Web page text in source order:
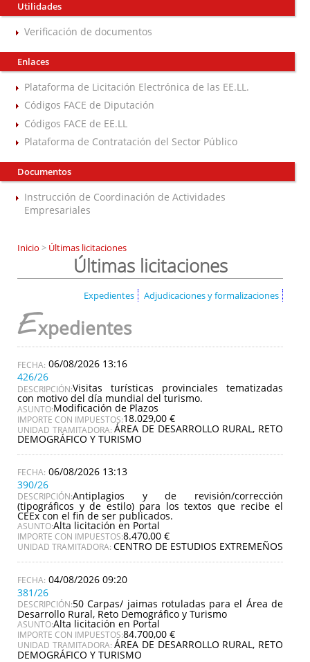
Utilidades
Verificación de documentos
Enlaces
Plataforma de Licitación Electrónica de las EE.LL.
Códigos FACE de Diputación
Códigos FACE de EE.LL
Plataforma de Contratación del Sector Público
Documentos
Instrucción de Coordinación de Actividades
Empresariales
Inicio > Últimas licitaciones
Últimas licitaciones
Expedientes Adjudicaciones y formalizaciones
Expedientes
06/08/2026 13:16
426/26
DESCRIPCIÓN:Visitas turísticas provinciales tematizadas
con motivo del día mundial del turismo.
ASUNTO:Modificación de Plazos
IMPORTE CON IMPUESTOS:18.029,00 €
UNIDAD TRAMITADORA:ÁREA DE DESARROLLO RURAL, RETO
DEMOGRÁFICO Y TURISMO
06/08/2026 13:13
390/26
DESCRIPCIÓN:Antiplagios y de revisión/corrección
(tipográficos y de estilo) para los textos que recibe el
CEEx con el fin de ser publicados.
ASUNTO:Alta licitación en Portal
IMPORTE CON IMPUESTOS:8.470,00 €
UNIDAD TRAMITADORA: CENTRO DE ESTUDIOS EXTREMEÑOS
04/08/2026 09:20
381/26
DESCRIPCIÓN:50 Carpas/ jaimas rotuladas para el Área de
Desarrollo Rural, Reto Demográfico y Turismo
ASUNTO:Alta licitación en Portal
IMPORTE CON IMPUESTOS:84.700,00 €
UNIDAD TRAMITADORA:ÁREA DE DESARROLLO RURAL, RETO
DEMOGRÁFICO Y TURISMO